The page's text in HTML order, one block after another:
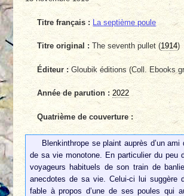
Titre français : La septième poule
Titre original : The seventh pullet (1914)
Éditeur :Gloubik éditions (Coll. Ebooks
Année de parution : 2022
Quatrième de couverture :
Blenkinthrope se plaint auprès d’un ami
de sa vie monotone. En particulier du peu
voyageurs habituels de son train de
anecdotes de sa vie. Celui-ci lui suggère
fable à propos d’une de ses poules qui